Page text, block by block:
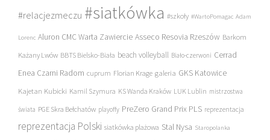
#relacjezmeczu #siatkówka #szkoły #WartoPomagac Adam
Lorenc Aluron CMC Warta Zawiercie Asseco Resovia Rzeszów Barkom
Każany Lwów BBTS Bielsko-Biała beach volleyball Biało-czerwoni Cerrad
Enea Czarni Radom cuprum Florian Krage galeria GKS Katowice
Kajetan Kubicki Kamil Szymura KS Wanda Kraków LUK Lublin mistrzostwa
świata PGE Skra Bełchatów playoffy PreZero Grand Prix PLS reprezentacja
reprezentacja Polski siatkówka plażowa Stal Nysa Staropolanka